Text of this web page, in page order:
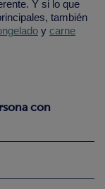
Y si lo que
también
y carne
con